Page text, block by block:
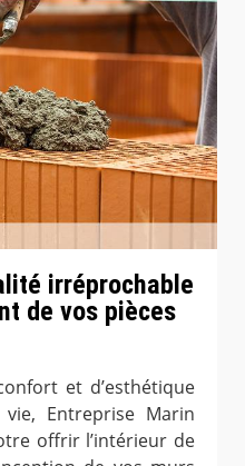
irréprochable
de vos pièces
et d’esthétique
Entreprise Marin
offrir l’intérieur de